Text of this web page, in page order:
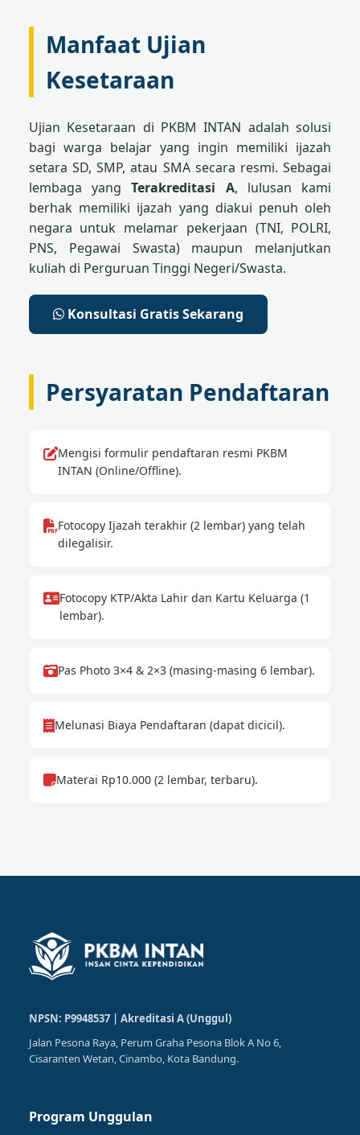
Manfaat Ujian
Kesetaraan
Ujian Kesetaraan di PKBM INTAN adalah solusi
bagi warga belajar yang ingin memiliki ijazah
setara SD, SMP, atau SMA secara resmi. Sebagai
lembaga yangTerakreditasi A, lulusan kami
berhak memiliki ijazah yang diakui penuh oleh
negara untuk melamar pekerjaan (TNI, POLRI,
PNS, Pegawai Swasta) maupun melanjutkan
kuliah di Perguruan Tinggi Negeri/Swasta.
Konsultasi Gratis Sekarang
Persyaratan Pendaftaran
Mengisi formulir pendaftaran resmi PKBM
INTAN (Online/Offline).
Fotocopy Ijazah terakhir (2 lembar) yang telah
dilegalisir.
Fotocopy KTP/Akta Lahir dan Kartu Keluarga (1
lembar).
Pas Photo 3×4 & 2×3 (masing-masing 6 lembar).
Melunasi Biaya Pendaftaran (dapat dicicil).
Materai Rp10.000 (2 lembar, terbaru).
NPSN: P9948537 | Akreditasi A (Unggul)
Jalan Pesona Raya, Perum Graha Pesona Blok A No 6,
Cisaranten Wetan, Cinambo, Kota Bandung.
Program Unggulan